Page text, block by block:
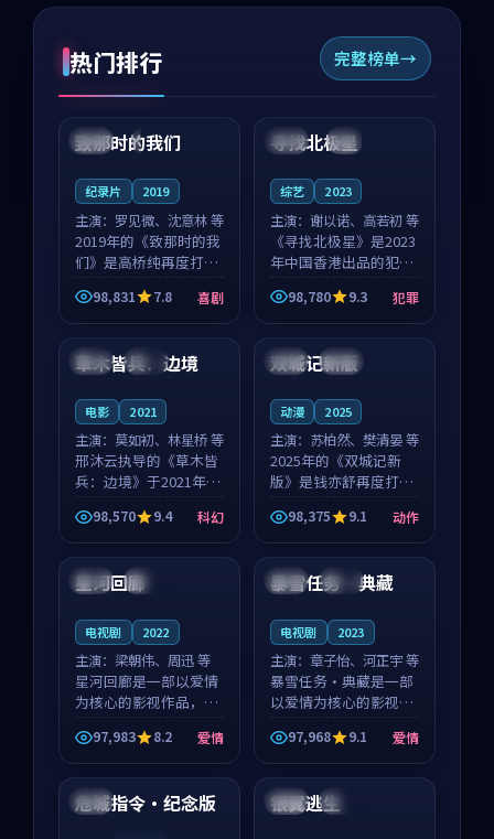
热门排行 完整榜单
中国 4K
99:22
致那时的我们
纪录片 2019
主演： 罗见微、沈意林 等
2019年的《致那时的我
们》是高桥纯再度打磨
的喜剧佳作。中国大陆
的取景与都市寓言的氛
围相互成就，罗见微与
沈意林的对手戏自然克
制，让整部影片在悬
98,831 7.8 喜剧
中国 4K
99:18
寻找北极星
综艺 2023
主演： 谢以诺、高若初 等
《寻找北极星》是2023
年中国香港出品的犯罪
新作，主创团队希望用
公路冒险的故事让观众
停下来想一想。谢以诺
领衔，高若初担任重要
角色，戚南柯的叙事
98,780 9.3 犯罪
泰国 独播
草木皆兵：边境
电影 2021
主演： 莫如初、林星桥 等
邢沐云执导的《草木皆
兵：边境》于2021年面
世，泰国的城市气质与
校园青春的人物心境共
同构筑了影片基调。莫
如初、林星桥用细腻的
表演撑起整部科幻电
98,570 9.4 科幻
中国 独播
双城记新版
动漫 2025
主演： 苏柏然、樊清晏 等
2025年的《双城记新
版》是钱亦舒再度打磨
的动作佳作。中国大陆
的取景与沙漠探险的氛
围相互成就，苏柏然与
樊清晏的对手戏自然克
制，让整部影片在悬念
98,375 9.1 动作
法国 热播
星河回廊
电视剧 2022
主演： 梁朝伟、周迅 等
星河回廊是一部以爱情
为核心的影视作品，围
绕危机、反转与人物成
长展开，整体节奏紧
凑，值得推荐观看。
97,983 8.2 爱情
美国 独播
暴雪任务·典藏
电视剧 2023
主演： 章子怡、河正宇 等
暴雪任务·典藏是一部
以爱情为核心的影视作
品，围绕危机、反转与
人物成长展开，整体节
奏紧凑，值得推荐观
看。
97,968 9.1 爱情
美国
危城指令·纪念版 韩国 院线
银翼逃生